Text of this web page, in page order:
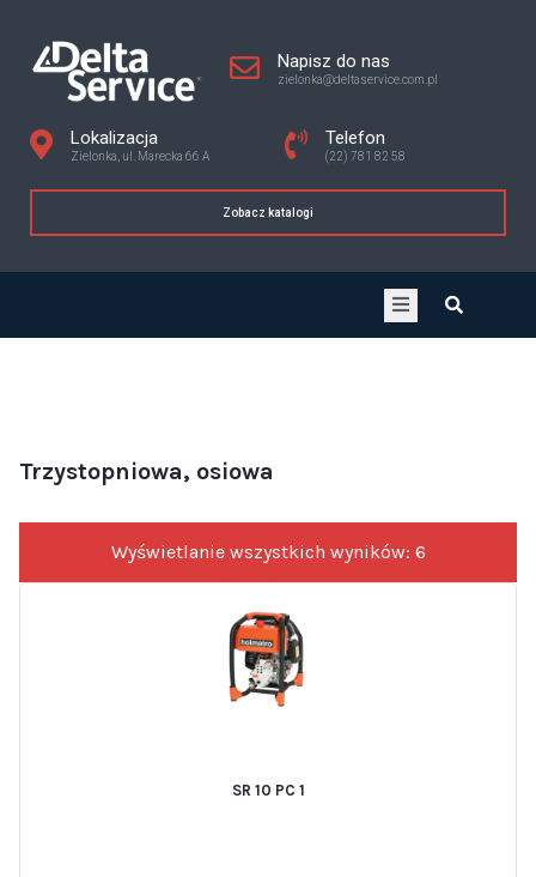
Napisz do nas
zielonka@deltaservice.com.pl
Lokalizacja
Zielonka, ul. Marecka 66 A
Telefon
(22) 781 82 58
Zobacz katalogi
Trzystopniowa, osiowa
Wyświetlanie wszystkich wyników: 6
SR 10 PC 1